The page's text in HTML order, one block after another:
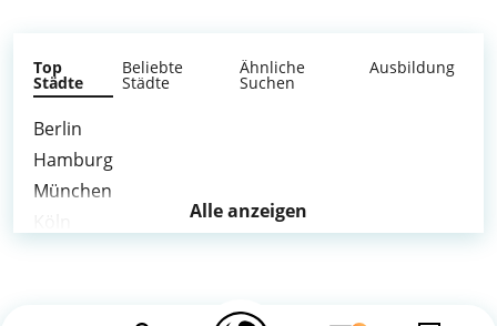
Top
Städte
Beliebte
Städte
Ähnliche
Suchen
Ausbildung
Berlin
Hamburg
München
Alle anzeigen